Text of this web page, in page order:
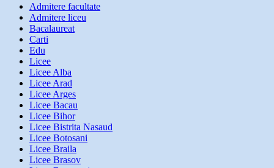
Admitere facultate
Admitere liceu
Bacalaureat
Carti
Edu
Licee
Licee Alba
Licee Arad
Licee Arges
Licee Bacau
Licee Bihor
Licee Bistrita Nasaud
Licee Botosani
Licee Braila
Licee Brasov